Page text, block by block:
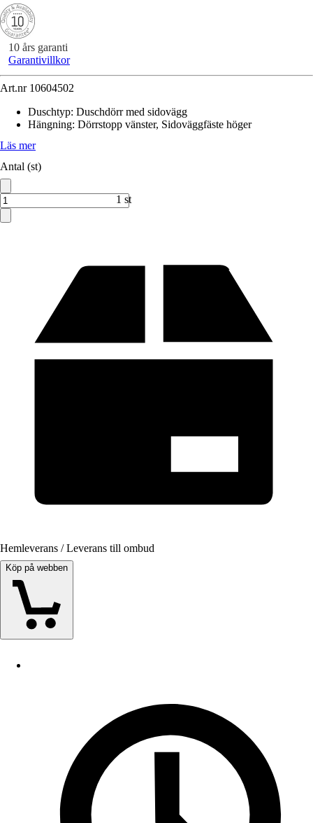
10 års garanti
Garantivillkor
Art.nr 10604502
Duschtyp: Duschdörr med sidovägg
Hängning: Dörrstopp vänster, Sidoväggfäste höger
Läs mer
Antal (st)
1 st
Hemleverans / Leverans till ombud
Köp på webben